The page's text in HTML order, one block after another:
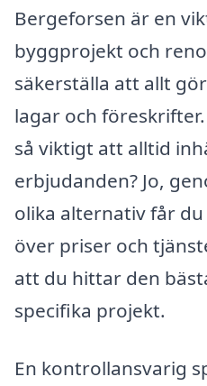
Bergeforsen är en
byggprojekt och
säkerställa att allt
lagar och
så viktigt att alltid
erbjudanden? Jo,
olika alternativ får
över priser och
att du hittar den
specifika projekt.
En kontrollansvarig